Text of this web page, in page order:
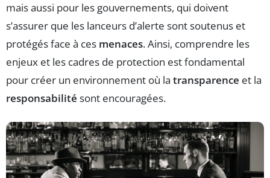
mais aussi pour les gouvernements, qui doivent
s’assurer que les lanceurs d’alerte sont soutenus et
protégés face à ces menaces. Ainsi, comprendre les
enjeux et les cadres de protection est fondamental
pour créer un environnement où la transparence et la
responsabilité sont encouragées.